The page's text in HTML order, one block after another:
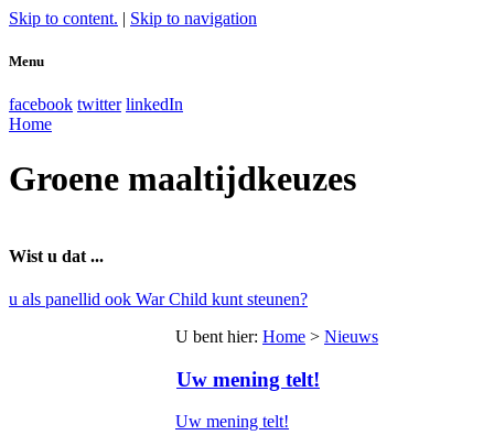
Skip to content. | Skip to navigation
Menu
facebook twitter linkedIn
Home
Groene maaltijdkeuzes
Wist u dat ...
u als panellid ook War Child kunt steunen?
U bent hier: Home > Nieuws
Uw mening telt!
Uw mening telt!